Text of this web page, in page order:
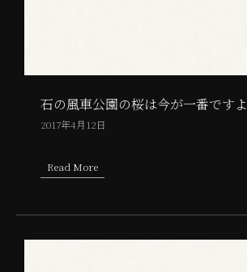
石の風車公園の桜は今が一番ですよ
2017年4月12日
Read More